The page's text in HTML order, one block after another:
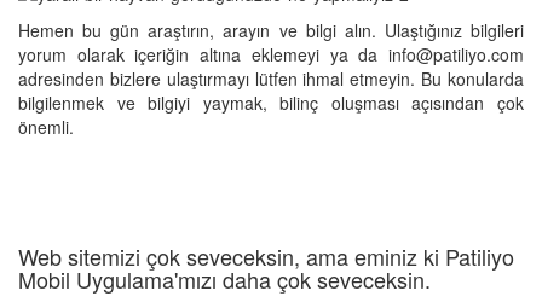
Hemen bu gün araştırın, arayın ve bilgi alın. Ulaştığınız bilgileri
yorum olarak içeriğin altına eklemeyi ya da info@patiliyo.com
adresinden bizlere ulaştırmayı lütfen ihmal etmeyin. Bu konularda
bilgilenmek ve bilgiyi yaymak, bilinç oluşması açısından çok
önemli.
Web sitemizi çok seveceksin, ama eminiz ki Patiliyo
Mobil Uygulama'mızı daha çok seveceksin.